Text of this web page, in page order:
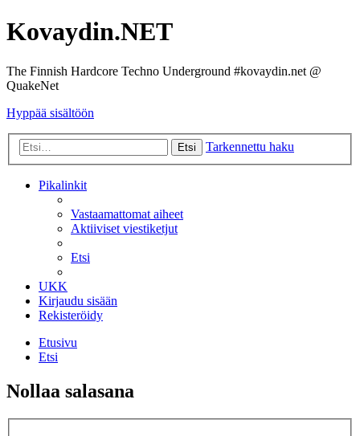
Kovaydin.NET
The Finnish Hardcore Techno Underground #kovaydin.net @
QuakeNet
Hyppää sisältöön
Etsi Tarkennettu haku
Pikalinkit
Vastaamattomat aiheet
Aktiiviset viestiketjut
Etsi
UKK
Kirjaudu sisään
Rekisteröidy
Etusivu
Etsi
Nollaa salasana